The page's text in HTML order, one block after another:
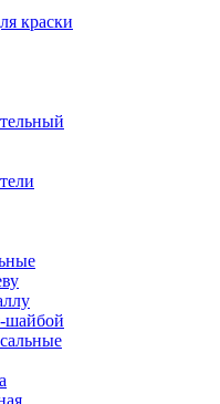
краски
шайбой